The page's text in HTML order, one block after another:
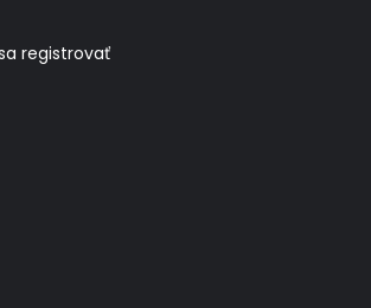
registrovať